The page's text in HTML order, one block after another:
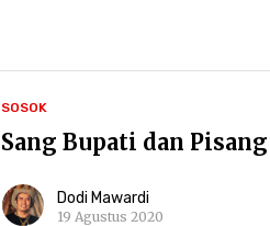
SOSOK
Sang Bupati dan
Dodi Mawardi
19 Agustus 2020